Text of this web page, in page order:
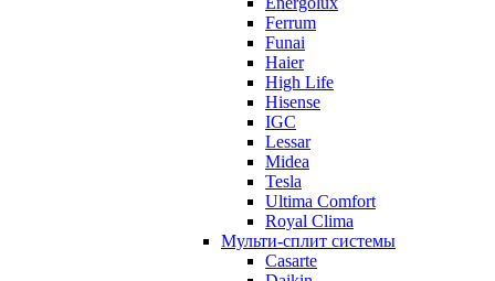
Ferrum
Funai
Haier
High Life
Hisense
IGC
Lessar
Midea
Tesla
Ultima Comfort
Royal Clima
Мульти-сплит системы
Casarte